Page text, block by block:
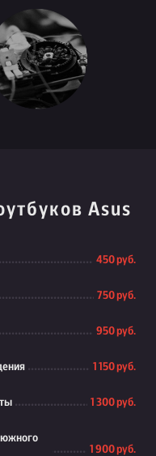
Asus
450 руб.
750 руб.
950 руб.
1 150 руб.
1 300 руб.
южного
1 900 руб.